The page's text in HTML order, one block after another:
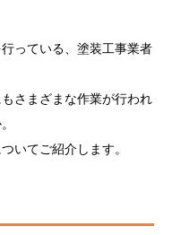
っている、塗装工事業者
さまざまな作業が行われ
いてご紹介します。